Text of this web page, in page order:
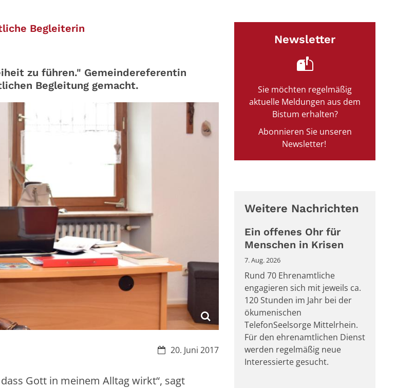
Begleiterin
zu führen." Gemeindereferentin
Begleitung gemacht.
Datum:20. Juni 2017
Gott in meinem Alltag wirkt“, sagt
Newsletter
Sie möchten regelmäßig
aktuelle Meldungen aus dem
Bistum erhalten?
Abonnieren Sie unseren
Newsletter!
Weitere Nachrichten
Ein offenes Ohr für
Menschen in Krisen
7. Aug. 2026
Rund 70 Ehrenamtliche
engagieren sich mit jeweils ca.
120 Stunden im Jahr bei der
ökumenischen
TelefonSeelsorge Mittelrhein.
Für den ehrenamtlichen Dienst
werden regelmäßig neue
Interessierte gesucht.